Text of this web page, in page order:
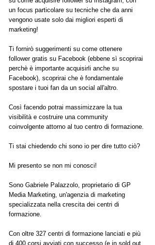
un focus particolare su tecniche che da anni
vengono usate solo dai migliori esperti di
marketing!
Ti fornirò suggerimenti su come ottenere
follower gratis su Facebook (ebbene sì scoprirai
perchè è importante acquisirli anche su
Facebook), scoprirai che è fondamentale
spostare i tuoi fan da un social all'altro.
Così facendo potrai massimizzare la tua
visibilità e costruire una community
coinvolgente attorno al tuo centro di formazione.
Ti stai chiedendo chi sono io per dire tutto ciò?
Mi presento se non mi conosci!
Sono Gabriele Palazzolo, proprietario di GP
Media Marketing, un'agenzia di marketing
specializzata nella crescita dei centri di
formazione.
Con oltre 327 centri di formazione lanciati e più
di 400 corsi avviati con successo (e in sold out